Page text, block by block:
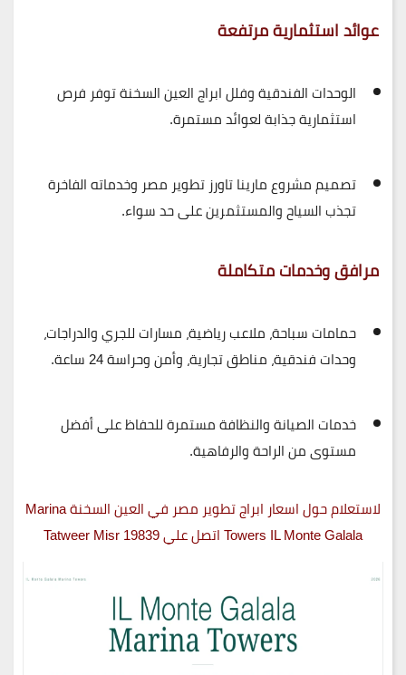
عوائد استثمارية مرتفعة
الوحدات الفندقية وفلل ابراج العين السخنة توفر فرص
استثمارية جذابةلعوائد مستمرة.
تصميم مشروع مارينا تاورز تطوير مصر وخدماته الفاخرة
تجذب السياح والمستثمرين على حد سواء.
مرافق وخدمات متكاملة
حمامات سباحة، ملاعب رياضية، مسارات للجري والدراجات،
وحدات فندقية، مناطق تجارية، وأمن وحراسة 24 ساعة.
خدماتالصيانة والنظافةمستمرة للحفاظ على أفضل
مستوى من الراحة والرفاهية.
لاستعلام حول اسعار ابراج تطوير مصر في العين السخنة Marina
Towers IL Monte Galala اتصل علي 19839 Tatweer Misr